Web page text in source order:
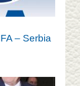
– Serbia